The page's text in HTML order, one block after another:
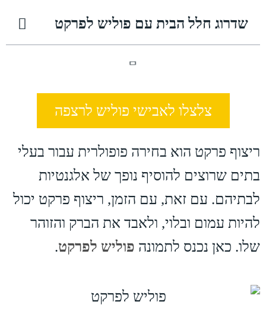
שדרוג חלל הבית עם פוליש לפרקט
צלצלו לאבישי פוליש לרצפה
ריצוף פרקט הוא בחירה פופולרית עבור בעלי
בתים שרוצים להוסיף נופך של אלגנטיות
לבתיהם. עם זאת, עם הזמן, ריצוף פרקט יכול
להיות עמום ובלוי, ולאבד את הברק והזוהר
שלו. כאן נכנס לתמונה פוליש לפרקט.